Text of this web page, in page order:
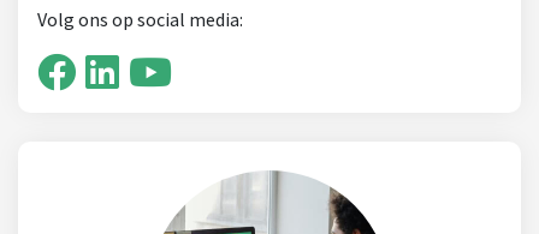
Volg ons op social media: